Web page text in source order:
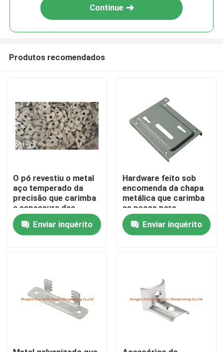
Casa
Sobre nós
Continue
Produtos recomendados
O pó revestiu o metal
aço temperado da
precisão que carimba
a espessura das
partes 1.0mm
Enviar inquérito
Hardware feito sob
encomenda da chapa
metálica que carimba
as peças para
automotivo
Enviar inquérito